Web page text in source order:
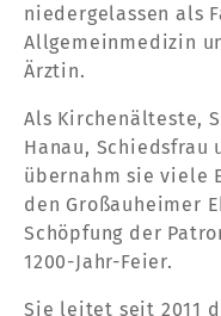
niedergelassen als
Allgemeinmedizin
Ärztin.
Als Kirchenälteste,
Hanau, Schiedsfrau
übernahm sie viele
den Großauheimer
Schöpfung der
1200-Jahr-Feier.
Sie leitet seit 2011